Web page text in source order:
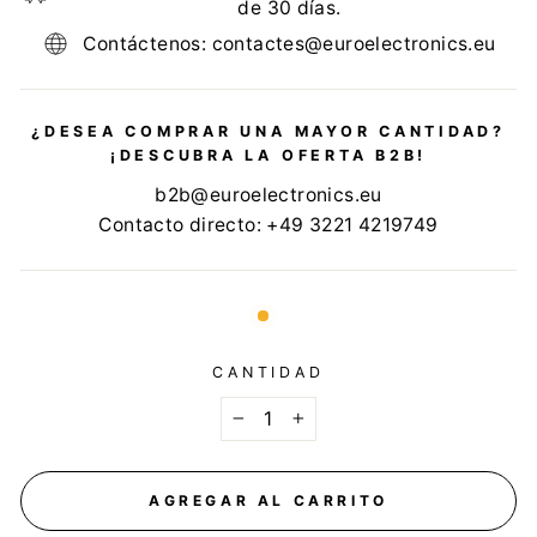
de 30 días.
Contáctenos: contactes@euroelectronics.eu
¿DESEA COMPRAR UNA MAYOR CANTIDAD?
¡DESCUBRA LA OFERTA B2B!
b2b@euroelectronics.eu
Contacto directo: +49 3221 4219749
CANTIDAD
+
AGREGAR AL CARRITO